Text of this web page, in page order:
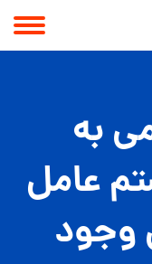
به
عامل
وجود